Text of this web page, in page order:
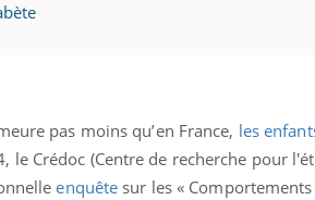
pas moins qu’en France, les
le Crédoc (Centre de recherche pour
enquête sur les «